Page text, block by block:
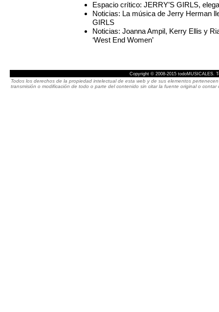
Espacio crítico: JERRY’S GIRLS,
Noticias: La música de Jerry Herman
GIRLS
Noticias: Joanna Ampil, Kerry Ellis y
‘West End Women’
Copyright © 2008-2015 todoMUSICALES.
Todos los derechos de la propiedad intelectual de esta web y de sus elementos
transmisión o modificación de todo o parte del contenido sin citar la fuente original o